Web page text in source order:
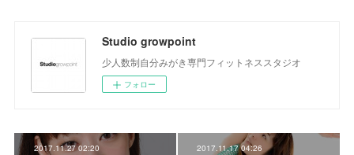
Studio growpoint
少人数制自分みがき専門フィットネススタジオ
フォロー
2017.11.27 02:20 2017.11.17 04:26